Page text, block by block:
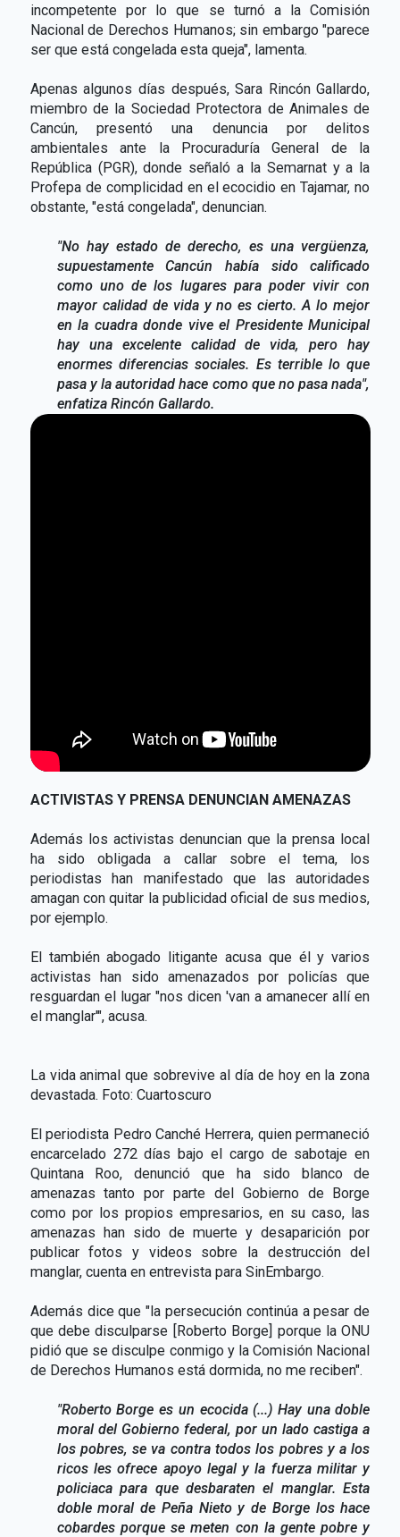
incompetente por lo que se turnó a la Comisión
Nacional de Derechos Humanos; sin embargo "parece
ser que está congelada esta queja", lamenta.
Apenas algunos días después, Sara Rincón Gallardo,
miembro de la Sociedad Protectora de Animales de
Cancún, presentó una denuncia por delitos
ambientales ante la Procuraduría General de la
República (PGR), donde señaló a la Semarnat y a la
Profepa de complicidad en el ecocidio en Tajamar, no
obstante, "está congelada", denuncian.
"No hay estado de derecho, es una vergüenza,
supuestamente Cancún había sido calificado
como uno de los lugares para poder vivir con
mayor calidad de vida y no es cierto. A lo mejor
en la cuadra donde vive el Presidente Municipal
hay una excelente calidad de vida, pero hay
enormes diferencias sociales. Es terrible lo que
pasa y la autoridad hace como que no pasa nada",
enfatiza Rincón Gallardo.
ACTIVISTAS Y PRENSA DENUNCIAN AMENAZAS
Además los activistas denuncian que la prensa local
ha sido obligada a callar sobre el tema, los
periodistas han manifestado que las autoridades
amagan con quitar la publicidad oficial de sus medios,
por ejemplo.
El también abogado litigante acusa que él y varios
activistas han sido amenazados por policías que
resguardan el lugar "nos dicen 'van a amanecer allí en
el manglar'", acusa.
La vida animal que sobrevive al día de hoy en la zona
devastada. Foto: Cuartoscuro
El periodista Pedro Canché Herrera, quien permaneció
encarcelado 272 días bajo el cargo de sabotaje en
Quintana Roo, denunció que ha sido blanco de
amenazas tanto por parte del Gobierno de Borge
como por los propios empresarios, en su caso, las
amenazas han sido de muerte y desaparición por
publicar fotos y videos sobre la destrucción del
manglar, cuenta en entrevista para SinEmbargo.
Además dice que "la persecución continúa a pesar de
que debe disculparse [Roberto Borge] porque la ONU
pidió que se disculpe conmigo y la Comisión Nacional
de Derechos Humanos está dormida, no me reciben".
"Roberto Borge es un ecocida (...) Hay una doble
moral del Gobierno federal, por un lado castiga a
los pobres, se va contra todos los pobres y a los
ricos les ofrece apoyo legal y la fuerza militar y
policiaca para que desbaraten el manglar. Esta
doble moral de Peña Nieto y de Borge los hace
cobardes porque se meten con la gente pobre y